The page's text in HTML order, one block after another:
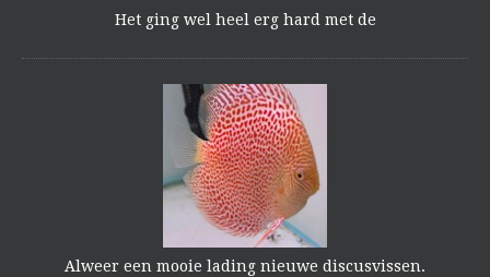
Het ging wel heel erg hard met de
Alweer een mooie lading nieuwe discusvissen.